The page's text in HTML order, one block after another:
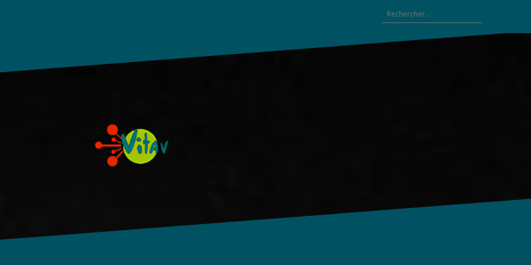
Rechercher :